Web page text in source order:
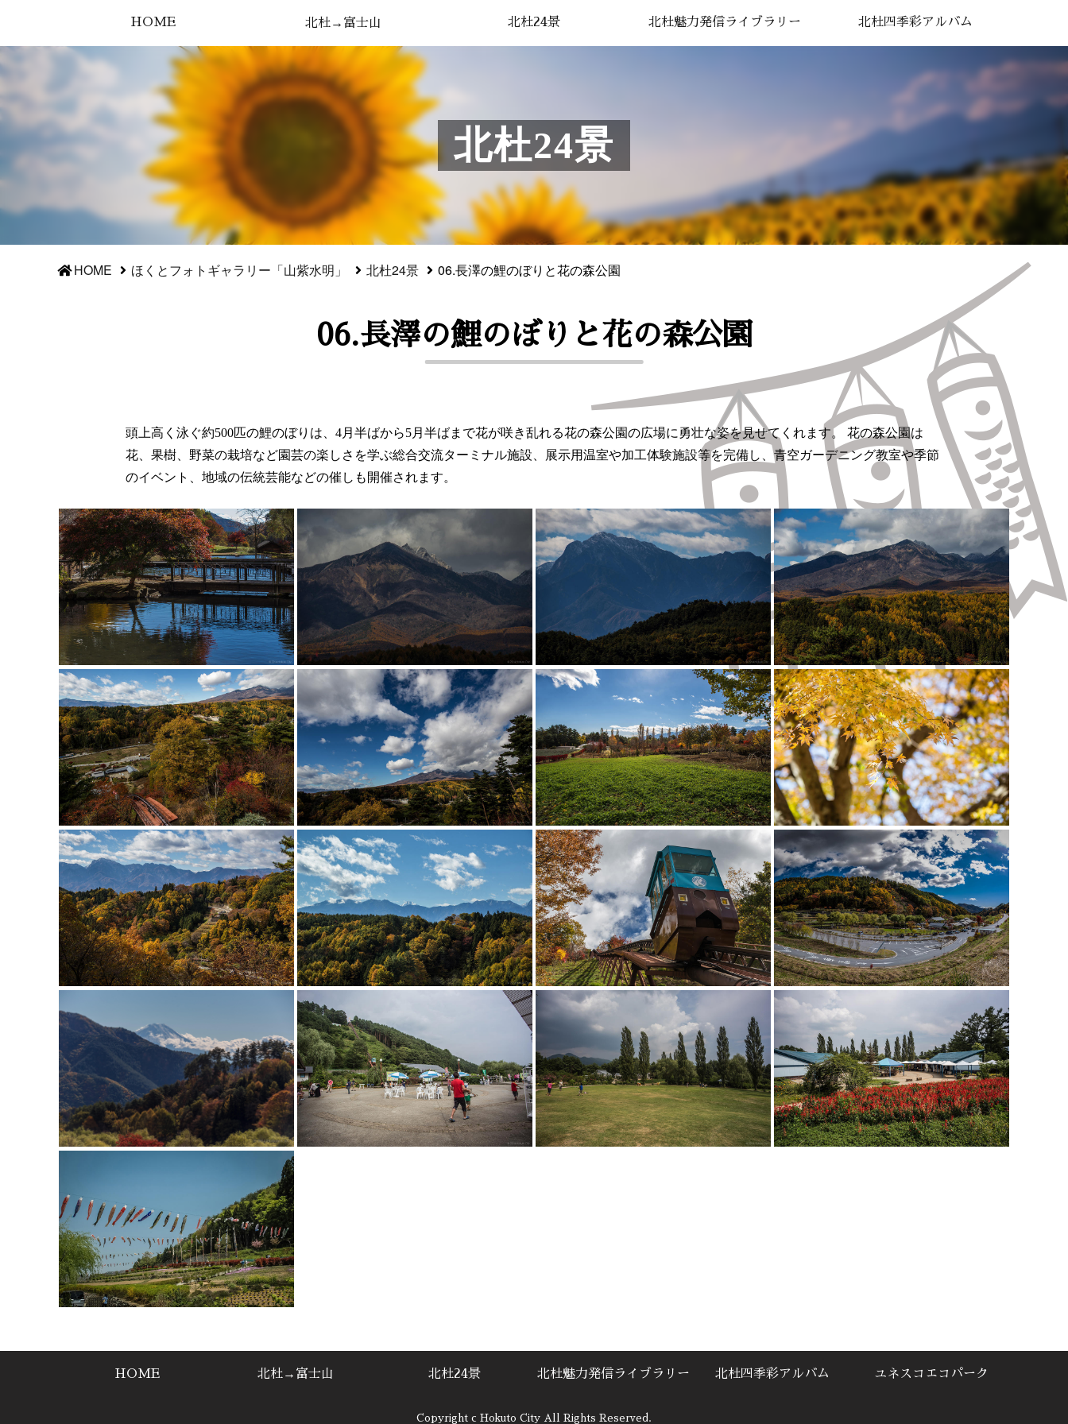
HOME 北杜→富士山 北杜24景 北杜魅力発信ライブラリー 北杜四季彩アルバム
北杜24景
HOME ほくとフォトギャラリー「山紫水明」 北杜24景 06.長澤の鯉のぼりと花の森公園
06.長澤の鯉のぼりと花の森公園
頭上高く泳ぐ約500匹の鯉のぼりは、4月半ばから5月半ばまで花が咲き乱れる花の森公園の広場に勇壮な姿を見せてくれます。 花の森公園は
花、果樹、野菜の栽培など園芸の楽しさを学ぶ総合交流ターミナル施設、展示用温室や加工体験施設等を完備し、青空ガーデニング教室や季節
のイベント、地域の伝統芸能などの催しも開催されます。
HOME 北杜→富士山 北杜24景 北杜魅力発信ライブラリー 北杜四季彩アルバム ユネスコエコパーク
Copyright c Hokuto City All Rights Reserved.